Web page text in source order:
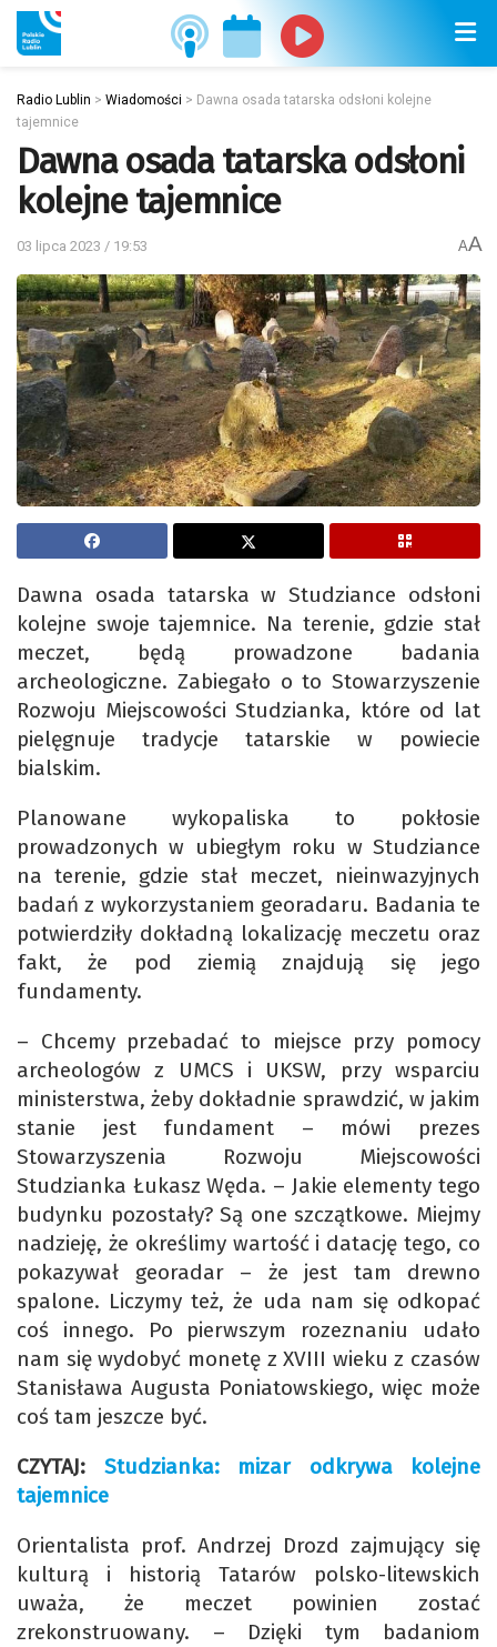
Radio Lublin > Wiadomości > Dawna osada tatarska odsłoni kolejne
tajemnice
Dawna osada tatarska odsłoni
kolejne tajemnice
03 lipca 2023 / 19:53 AA
Dawna osada tatarska w Studziance odsłoni
kolejne swoje tajemnice. Na terenie, gdzie stał
meczet, będą prowadzone badania
archeologiczne. Zabiegało o to Stowarzyszenie
Rozwoju Miejscowości Studzianka, które od lat
pielęgnuje tradycje tatarskie w powiecie
bialskim.
Planowane wykopaliska to pokłosie
prowadzonych w ubiegłym roku w Studziance
na terenie, gdzie stał meczet, nieinwazyjnych
badań z wykorzystaniem georadaru. Badania te
potwierdziły dokładną lokalizację meczetu oraz
fakt, że pod ziemią znajdują się jego
fundamenty.
– Chcemy przebadać to miejsce przy pomocy
archeologów z UMCS i UKSW, przy wsparciu
ministerstwa, żeby dokładnie sprawdzić, w jakim
stanie jest fundament – mówi prezes
Stowarzyszenia Rozwoju Miejscowości
Studzianka Łukasz Węda. – Jakie elementy tego
budynku pozostały? Są one szczątkowe. Miejmy
nadzieję, że określimy wartość i datację tego, co
pokazywał georadar – że jest tam drewno
spalone. Liczymy też, że uda nam się odkopać
coś innego. Po pierwszym rozeznaniu udało
nam się wydobyć monetę z XVIII wieku z czasów
Stanisława Augusta Poniatowskiego, więc może
coś tam jeszcze być.
CZYTAJ: Studzianka: mizar odkrywa kolejne
tajemnice
Orientalista prof. Andrzej Drozd zajmujący się
kulturą i historią Tatarów polsko-litewskich
uważa, że meczet powinien zostać
zrekonstruowany. – Dzięki tym badaniom